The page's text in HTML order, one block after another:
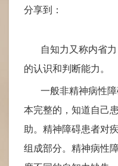
分享到：
自知力又称内省力
的认识和判断能力。
一般非精神病性障
本完整的，知道自己
助。精神障碍患者对
组成部分。精神病性